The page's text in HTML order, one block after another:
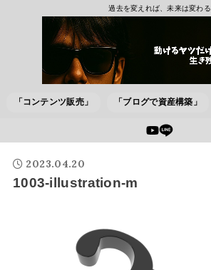
過去を変えれば、未来は変わる
「コンテンツ販売」 「ブログで資産構築」
2023.04.20
1003-illustration-m